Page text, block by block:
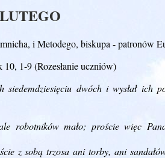
i Metodego, biskupa - patronów
10, 1-9 (Rozesłanie uczniów)
siedemdziesięciu dwóch i wysłał ich
robotników mało; proście więc
z sobą trzosa ani torby, ani